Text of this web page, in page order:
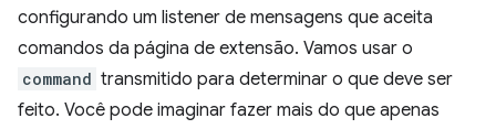
configurando um listener de mensagens que aceita
comandos da página de extensão. Vamos usar o
command transmitido para determinar o que deve ser
feito. Você pode imaginar fazer mais do que apenas